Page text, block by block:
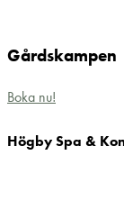
Gårdskampen
Boka nu!
Högby Spa &